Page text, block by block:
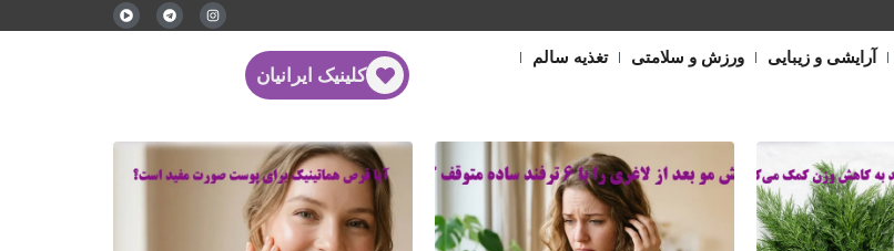
آرایشی و زیبایی ورزش و سلامتی
تغذیه سالم
کلینیک ایرانیان